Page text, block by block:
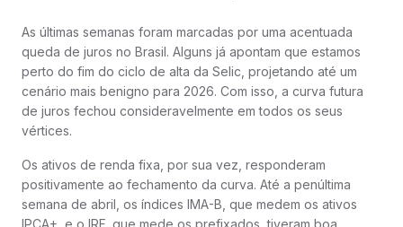
As últimas semanas foram marcadas por uma acentuada
queda de juros no Brasil. Alguns já apontam que estamos
perto do fim do ciclo de alta da Selic, projetando até um
cenário mais benigno para 2026. Com isso, a curva futura
de juros fechou consideravelmente em todos os seus
vértices.
Os ativos de renda fixa, por sua vez, responderam
positivamente ao fechamento da curva. Até a penúltima
semana de abril, os índices IMA-B, que medem os ativos
IPCA+, e o IRF, que mede os prefixados, tiveram boa